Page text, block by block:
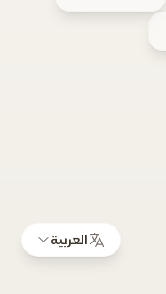
العربية